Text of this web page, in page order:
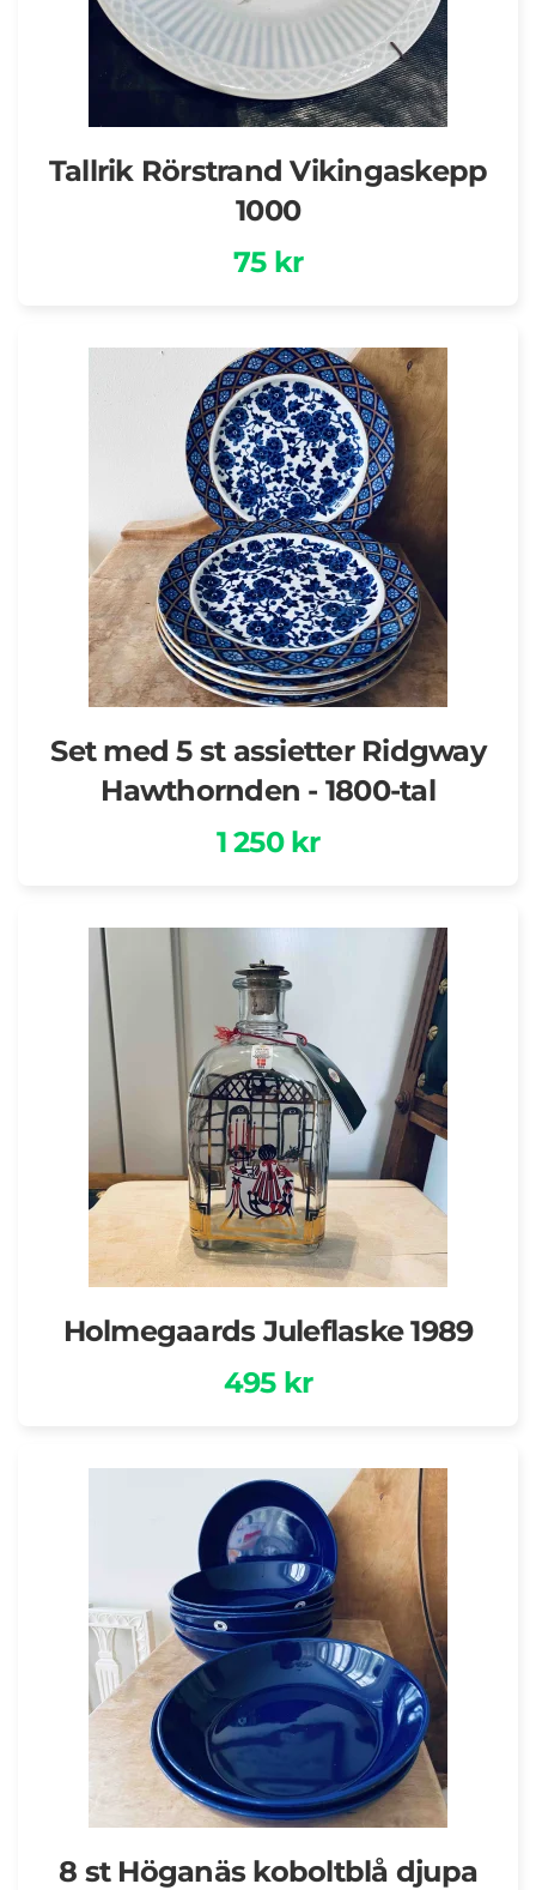
Tallrik Rörstrand Vikingaskepp
1000
75 kr
Set med 5 st assietter Ridgway
Hawthornden - 1800-tal
1 250 kr
Holmegaards Juleflaske 1989
495 kr
8 st Höganäs koboltblå djupa